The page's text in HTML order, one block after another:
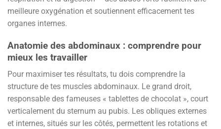
meilleure oxygénation et soutiennent efficacement tes
organes internes.
Anatomie des abdominaux : comprendre pour
mieux les travailler
Pour maximiser tes résultats, tu dois comprendre la
structure de tes muscles abdominaux. Le grand droit,
responsable des fameuses « tablettes de chocolat », court
verticalement du sternum au pubis. Les obliques externes
et internes, situés sur les côtés, permettent les rotations et